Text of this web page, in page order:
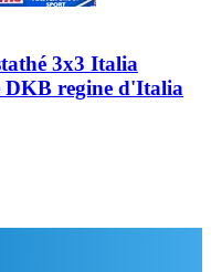
3x3 Italia
DKB regine d'Italia